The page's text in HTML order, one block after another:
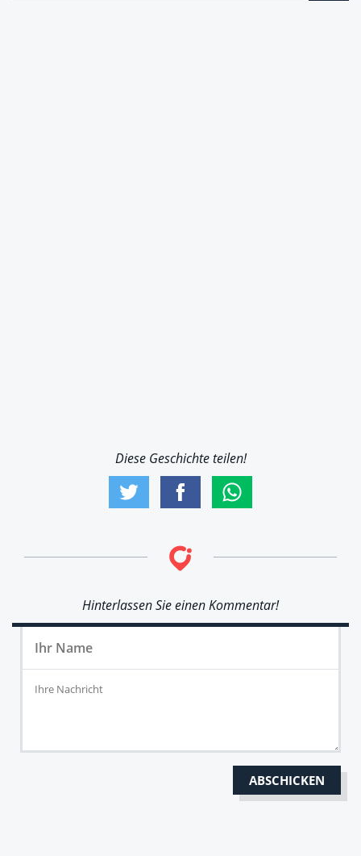
Diese Geschichte teilen!
Hinterlassen Sie einen Kommentar!